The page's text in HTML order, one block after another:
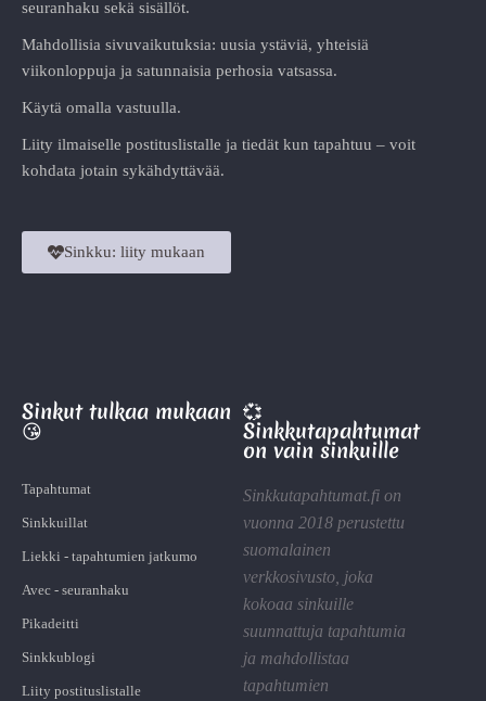
seuranhaku sekä sisällöt.
Mahdollisia sivuvaikutuksia: uusia ystäviä, yhteisiä
viikonloppuja ja satunnaisia perhosia vatsassa.
Käytä omalla vastuulla.
Liity ilmaiselle postituslistalle ja tiedät kun tapahtuu – voit
kohdata jotain sykähdyttävää.
Sinkku: liity mukaan
Sinkut tulkaa mukaan
😘
Tapahtumat
Sinkkuillat
Liekki - tapahtumien jatkumo
Avec - seuranhaku
Pikadeitti
Sinkkublogi
Liity postituslistalle
💞
Sinkkutapahtumat
on vain sinkuille
Sinkkutapahtumat.fi on
vuonna 2018 perustettu
suomalainen
verkkosivusto, joka
kokoaa sinkuille
suunnattuja tapahtumia
ja mahdollistaa
tapahtumien